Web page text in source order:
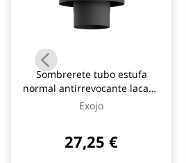
Sombrerete tubo estufa
normal antirrevocante lacado
negro mate ø100 mm exojo
Exojo
27,25 €